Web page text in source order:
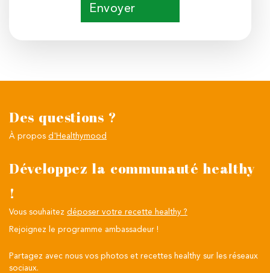
Envoyer
Des questions ?
À propos d'Healthymood
Développez la communauté healthy
!
Vous souhaitez déposer votre recette healthy ?
Rejoignez le programme ambassadeur !
Partagez avec nous vos photos et recettes healthy sur les réseaux
sociaux.